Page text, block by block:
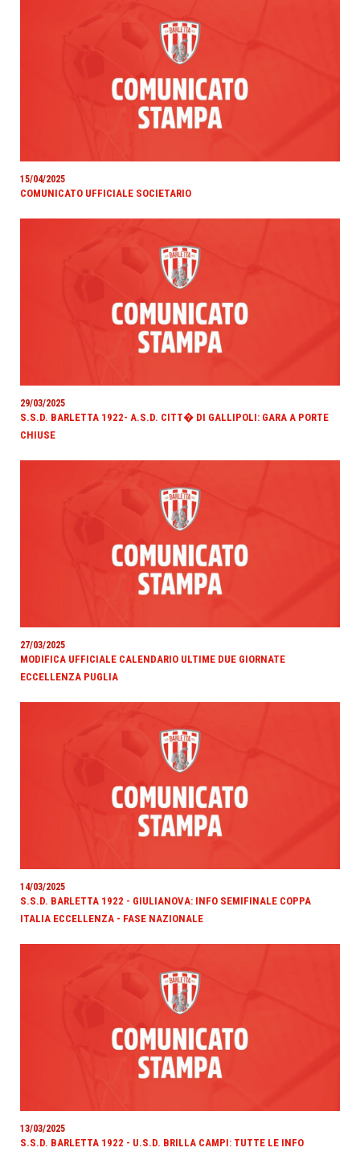
15/04/2025
COMUNICATO UFFICIALE SOCIETARIO
29/03/2025
S.S.D. BARLETTA 1922- A.S.D. CITT� DI GALLIPOLI: GARA A PORTE
CHIUSE
27/03/2025
MODIFICA UFFICIALE CALENDARIO ULTIME DUE GIORNATE
ECCELLENZA PUGLIA
14/03/2025
S.S.D. BARLETTA 1922 - GIULIANOVA: INFO SEMIFINALE COPPA
ITALIA ECCELLENZA - FASE NAZIONALE
13/03/2025
S.S.D. BARLETTA 1922 - U.S.D. BRILLA CAMPI: TUTTE LE INFO